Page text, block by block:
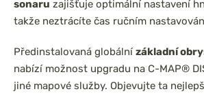
sonaru zajišťuje optimální nastavení
takže neztrácíte čas ručním
Předinstalovaná globální základní
nabízí možnost upgradu na C-MAP®
jiné mapové služby. Objevujte ta